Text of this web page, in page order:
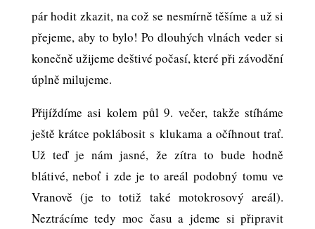
pár hodit zkazit, na což se nesmírně těšíme a už si
přejeme, aby to bylo! Po dlouhých vlnách veder si
konečně užijeme deštivé počasí, které při závodění
úplně milujeme.
Přijíždíme asi kolem půl 9. večer, takže stíháme
ještě krátce poklábosit s klukama a očíhnout trať.
Už teď je nám jasné, že zítra to bude hodně
blátivé, neboť i zde je to areál podobný tomu ve
Vranově (je to totiž také motokrosový areál).
Neztrácíme tedy moc času a jdeme si připravit